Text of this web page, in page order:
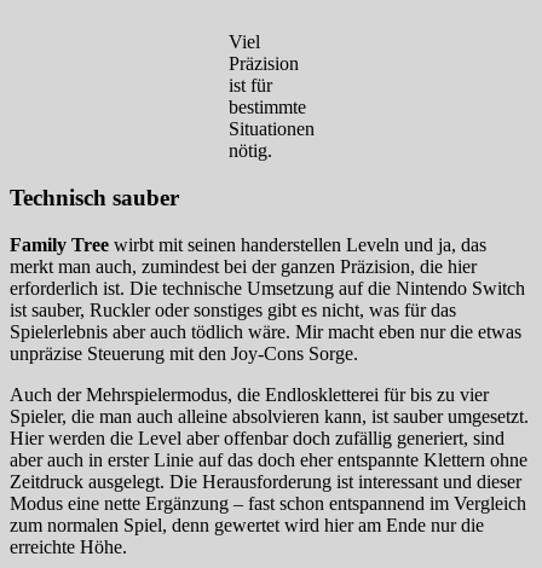
Viel
Präzision
ist für
bestimmte
Situationen
nötig.
Technisch sauber
Family Tree wirbt mit seinen handerstellen Leveln und ja, das
merkt man auch, zumindest bei der ganzen Präzision, die hier
erforderlich ist. Die technische Umsetzung auf die Nintendo Switch
ist sauber, Ruckler oder sonstiges gibt es nicht, was für das
Spielerlebnis aber auch tödlich wäre. Mir macht eben nur die etwas
unpräzise Steuerung mit den Joy-Cons Sorge.
Auch der Mehrspielermodus, die Endloskletterei für bis zu vier
Spieler, die man auch alleine absolvieren kann, ist sauber umgesetzt.
Hier werden die Level aber offenbar doch zufällig generiert, sind
aber auch in erster Linie auf das doch eher entspannte Klettern ohne
Zeitdruck ausgelegt. Die Herausforderung ist interessant und dieser
Modus eine nette Ergänzung – fast schon entspannend im Vergleich
zum normalen Spiel, denn gewertet wird hier am Ende nur die
erreichte Höhe.